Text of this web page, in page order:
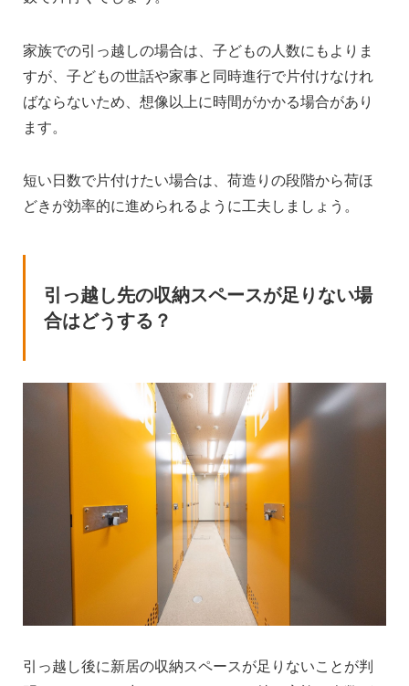
家族での引っ越しの場合は、子どもの人数にもよりま
すが、子どもの世話や家事と同時進行で片付けなけれ
ばならないため、想像以上に時間がかかる場合があり
ます。
短い日数で片付けたい場合は、荷造りの段階から荷ほ
どきが効率的に進められるように工夫しましょう。
引っ越し先の収納スペースが足りない場
合はどうする？
引っ越し後に新居の収納スペースが足りないことが判